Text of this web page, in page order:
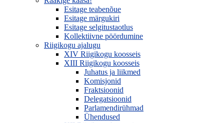
Esitage teabenõue
Esitage märgukiri
Esitage selgitustaotlus
Kollektiivne pöördumine
Riigikogu ajalugu
XIV Riigikogu koosseis
XIII Riigikogu koosseis
Juhatus ja liikmed
Komisjonid
Fraktsioonid
Delegatsioonid
Parlamendirühmad
Ühendused